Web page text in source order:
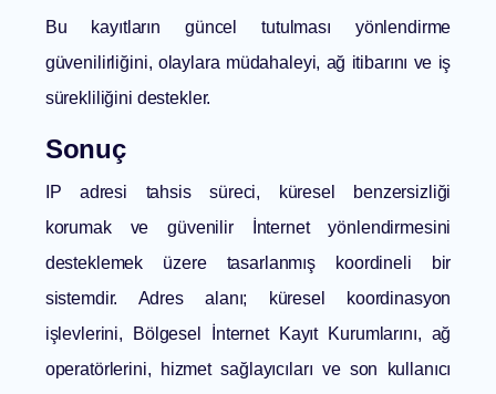
Bu kayıtların güncel tutulması yönlendirme
güvenilirliğini, olaylara müdahaleyi, ağ itibarını ve iş
sürekliliğini destekler.
Sonuç
IP adresi tahsis süreci, küresel benzersizliği
korumak ve güvenilir İnternet yönlendirmesini
desteklemek üzere tasarlanmış koordineli bir
sistemdir. Adres alanı; küresel koordinasyon
işlevlerini, Bölgesel İnternet Kayıt Kurumlarını, ağ
operatörlerini, hizmet sağlayıcıları ve son kullanıcı